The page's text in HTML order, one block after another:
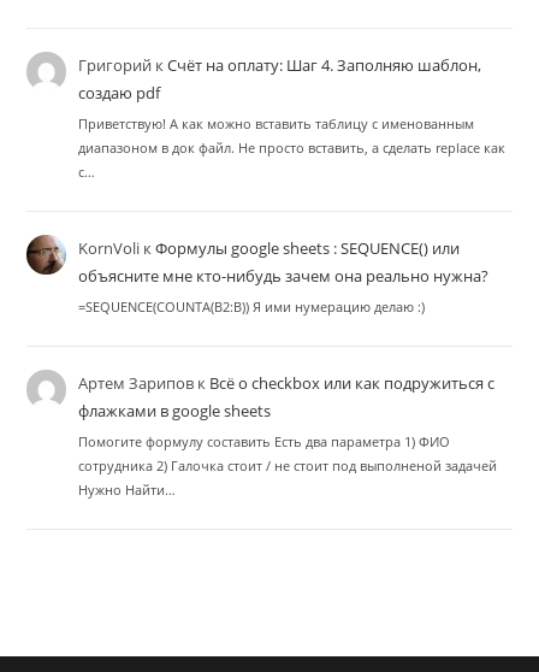
Григорий кСчёт на оплату: Шаг 4. Заполняю шаблон,
создаю pdf
Приветствую! А как можно вставить таблицу с именованным
диапазоном в док файл. Не просто вставить, а сделать replace как
с…
KornVoliкФормулы google sheets : SEQUENCE() или
объясните мне кто-нибудь зачем она реально нужна?
=SEQUENCE(COUNTA(B2:B)) Я ими нумерацию делаю :)
Артем Зариповк Всё о checkbox или как подружиться с
флажками в google sheets
Помогите формулу составить Есть два параметра 1) ФИО
сотрудника 2) Галочка стоит / не стоит под выполненой задачей
Нужно Найти…